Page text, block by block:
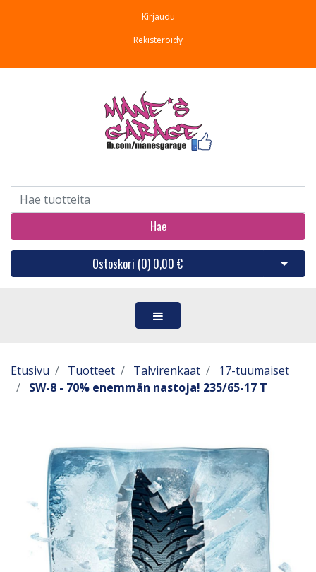
Kirjaudu
Rekisteröidy
Hae
Ostoskori (0) 0,00 € Avaa
Etusivu Tuotteet Talvirenkaat
17-tuumaiset
SW-8 - 70% enemmän nastoja! 235/65-17 T